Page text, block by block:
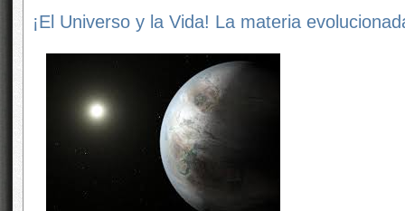
¡El Universo y la Vida! La materia